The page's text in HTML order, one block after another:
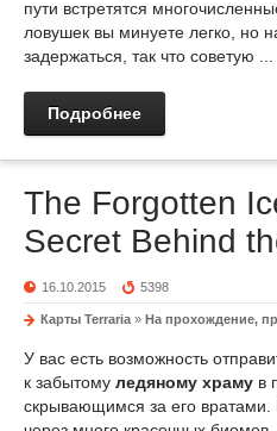
пути встретятся
ловушек вы минуете легко, но
задержаться, так что советую ...
Подробнее
The Forgotten
Secret Behind
16.10.2015 5398
Карты Terraria » На прохождение,
У вас есть возможность
к забытому ледяному храму в
скрывающимся за его вратами.